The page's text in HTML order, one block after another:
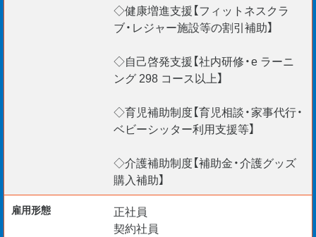
◇健康増進支援【フィットネスクラ
ブ・レジャー施設等の割引補助】
◇自己啓発支援【社内研修・e ラーニ
ング 298 コース以上】
◇育児補助制度【育児相談・家事代行・
ベビーシッター利用支援等】
◇介護補助制度【補助金・介護グッズ
購入補助】
雇用形態
正社員
契約社員